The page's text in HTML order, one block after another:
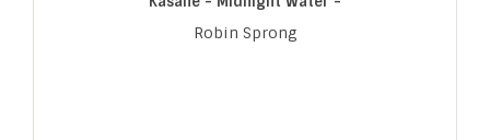
Robin Sprong